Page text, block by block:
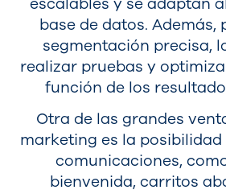
base de datos. Además,
segmentación precisa,
realizar pruebas y
función de los
Otra de las grandes
marketing es la
comunicaciones,
bienvenida, carritos